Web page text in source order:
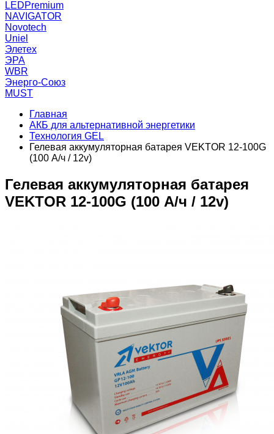
LEDPremium
NAVIGATOR
Novotech
Uniel
Элетех
ЭРА
WBR
Энерго-Союз
MUST
Главная
АКБ для альтернативной энергетики
Технология GEL
Гелевая аккумуляторная батарея VEKTOR 12-100G
(100 А/ч / 12v)
Гелевая аккумуляторная батарея
VEKTOR 12-100G (100 А/ч / 12v)